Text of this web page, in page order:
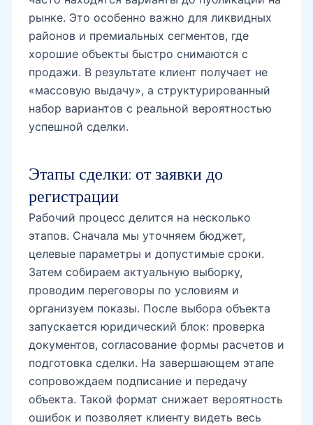
рынке. Это особенно важно для ликвидных
районов и премиальных сегментов, где
хорошие объекты быстро снимаются с
продажи. В результате клиент получает не
«массовую выдачу», а структурированный
набор вариантов с реальной вероятностью
успешной сделки.
Этапы сделки: от заявки до
регистрации
Рабочий процесс делится на несколько
этапов. Сначала мы уточняем бюджет,
целевые параметры и допустимые сроки.
Затем собираем актуальную выборку,
проводим переговоры по условиям и
организуем показы. После выбора объекта
запускается юридический блок: проверка
документов, согласование формы расчетов и
подготовка сделки. На завершающем этапе
сопровождаем подписание и передачу
объекта. Такой формат снижает вероятность
ошибок и позволяет клиенту видеть весь